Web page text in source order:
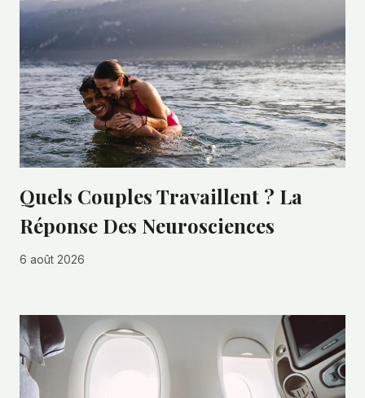
Quels Couples Travaillent ? La
Réponse Des Neurosciences
6 août 2026